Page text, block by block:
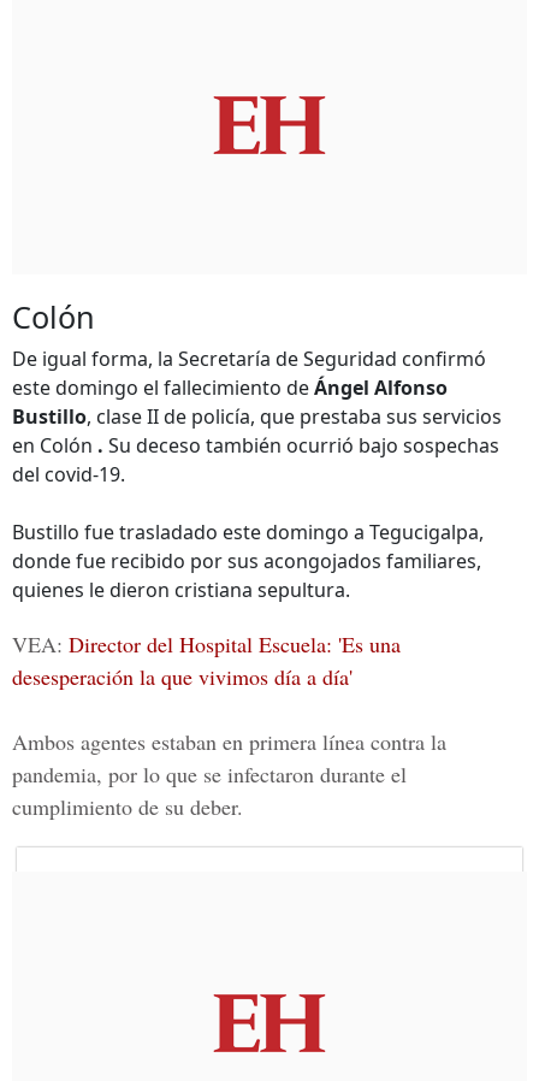
Colón
De igual forma, la Secretaría de Seguridad confirmó
este domingo el fallecimiento deÁngel Alfonso
Bustillo, clase II de policía, que prestaba sus servicios
en Colón . Su deceso también ocurrió bajo sospechas
del covid-19.
Bustillo fue trasladado este domingo a Tegucigalpa,
donde fue recibido por sus acongojados familiares,
quienes le dieron cristiana sepultura.
VEA: Director del Hospital Escuela: 'Es una
desesperación la que vivimos día a día'
Ambos agentes estaban en primera línea contra la
pandemia, por lo que se infectaron durante el
cumplimiento de su deber.